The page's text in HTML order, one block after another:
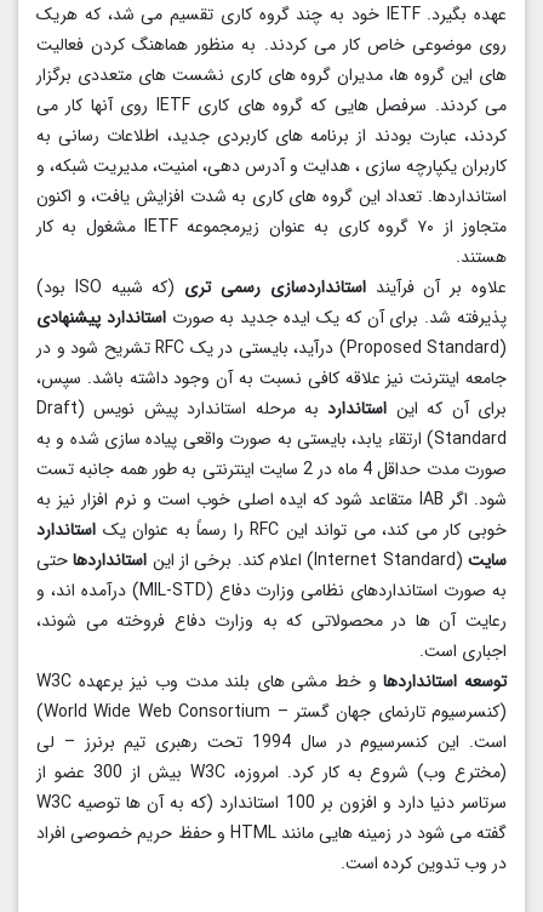
عهده بگیرد. IETF خود به چند گروه کاری تقسیم می شد، که هریک
روی موضوعی خاص کار می کردند. به منظور هماهنگ کردن فعالیت
های این گروه ها، مدیران گروه های کاری نشست های متعددی برگزار
می کردند. سرفصل هایی که گروه های کاری IETF روی آنها کار می
کردند، عبارت بودند از برنامه های کاربردی جدید، اطلاعات رسانی به
کاربران یکپارچه سازی ، هدایت و آدرس دهی، امنیت، مدیریت شبکه، و
استانداردها. تعداد این گروه های کاری به شدت افزایش یافت، و اکنون
متجاوز از ۷۰ گروه کاری به عنوان زیرمجموعه IETF مشغول به کار
هستند.
علاوه بر آن فرآیند استانداردسازی رسمی تری
(که شبیه ISO بود)
پذیرفته شد. برای آن که یک ایده جدید به صورت استاندارد پیشنهادی
(Proposed Standard) درآید، بایستی در یک RFC تشریح شود و در
جامعه اینترنت نیز علاقه کافی نسبت به آن وجود داشته باشد. سپس،
برای آن که ایناستاندارد
به مرحله استاندارد پیش نویس (Draft
Standard) ارتقاء یابد، بایستی به صورت واقعی پیاده سازی شده و به
صورت مدت حداقل 4 ماه در 2 سایت اینترنتی به طور همه جانبه تست
شود. اگر IAB متقاعد شود که ایده اصلی خوب است و نرم افزار نیز به
خوبی کار می کند، می تواند این RFC را رسماً به عنوان یک
استاندارد
سایت(Internet Standard) اعلام کند. برخی از این استانداردهاحتی
به صورت استانداردهای نظامی وزارت دفاع (MIL-STD) درآمده اند، و
رعایت آن ها در محصولاتی که به وزارت دفاع فروخته می شوند،
اجباری است.
توسعه استانداردها
و خط مشی های بلند مدت وب نیز برعهده W3C
(کنسرسیوم تارنمای جهان گستر – World Wide Web Consortium)
است. این کنسرسیوم در سال 1994 تحت رهبری تیم برنرز – لی
(مخترع وب) شروع به کار کرد. امروزه، W3C بیش از 300 عضو از
سرتاسر دنیا دارد و افزون بر 100 استاندارد (که به آن ها توصیه W3C
گفته می شود در زمینه هایی مانند HTML و حفظ حریم خصوصی افراد
در وب تدوین کرده است.